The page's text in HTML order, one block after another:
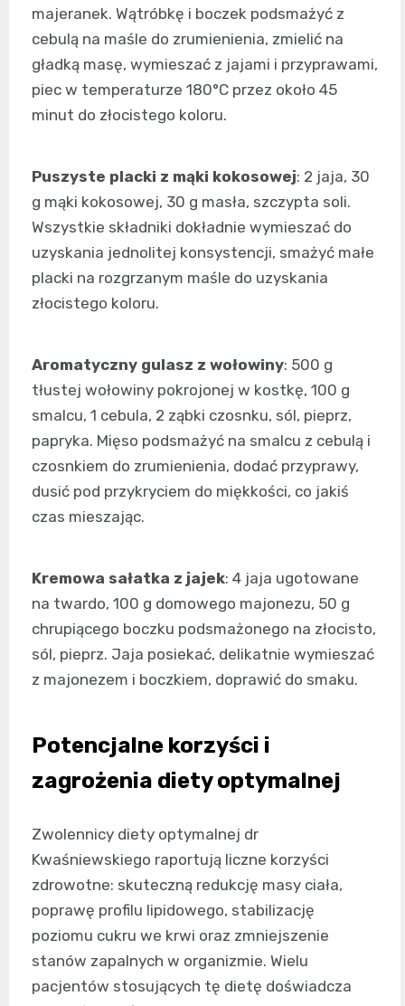
majeranek. Wątróbkę i boczek podsmażyć z
cebulą na maśle do zrumienienia, zmielić na
gładką masę, wymieszać z jajami i przyprawami,
piec w temperaturze 180°C przez około 45
minut do złocistego koloru.
Puszyste placki z mąki kokosowej: 2 jaja, 30
g mąki kokosowej, 30 g masła, szczypta soli.
Wszystkie składniki dokładnie wymieszać do
uzyskania jednolitej konsystencji, smażyć małe
placki na rozgrzanym maśle do uzyskania
złocistego koloru.
Aromatyczny gulasz z wołowiny: 500 g
tłustej wołowiny pokrojonej w kostkę, 100 g
smalcu, 1 cebula, 2 ząbki czosnku, sól, pieprz,
papryka. Mięso podsmażyć na smalcu z cebulą i
czosnkiem do zrumienienia, dodać przyprawy,
dusić pod przykryciem do miękkości, co jakiś
czas mieszając.
Kremowa sałatka z jajek: 4 jaja ugotowane
na twardo, 100 g domowego majonezu, 50 g
chrupiącego boczku podsmażonego na złocisto,
sól, pieprz. Jaja posiekać, delikatnie wymieszać
z majonezem i boczkiem, doprawić do smaku.
Potencjalne korzyści i
zagrożenia diety optymalnej
Zwolennicy diety optymalnej dr
Kwaśniewskiego raportują liczne korzyści
zdrowotne: skuteczną redukcję masy ciała,
poprawę profilu lipidowego, stabilizację
poziomu cukru we krwi oraz zmniejszenie
stanów zapalnych w organizmie. Wielu
pacjentów stosujących tę dietę doświadcza